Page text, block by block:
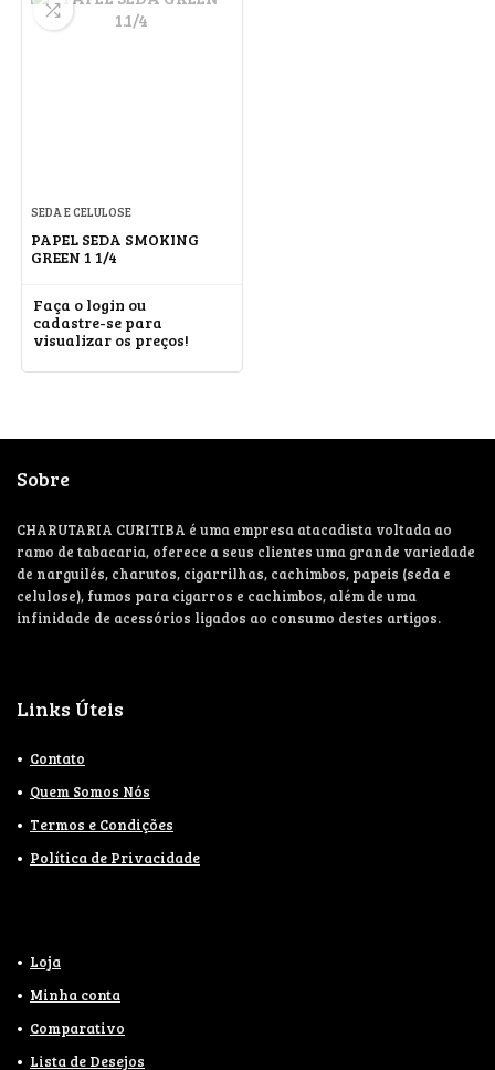
SEDA E CELULOSE
PAPEL SEDA SMOKING
GREEN 1 1/4
Faça o login ou
cadastre-se para
visualizar os preços!
Sobre
CHARUTARIA CURITIBA é uma empresa atacadista voltada ao
ramo de tabacaria, oferece a seus clientes uma grande variedade
de narguilés, charutos, cigarrilhas, cachimbos, papeis (seda e
celulose), fumos para cigarros e cachimbos, além de uma
infinidade de acessórios ligados ao consumo destes artigos.
Links Úteis
Contato
Quem Somos Nós
Termos e Condições
Política de Privacidade
Loja
Minha conta
Comparativo
Lista de Desejos